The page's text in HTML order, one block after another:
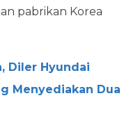
pabrikan Korea
Diler Hyundai
Menyediakan Dua